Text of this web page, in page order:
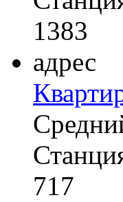
1383
адрес
717